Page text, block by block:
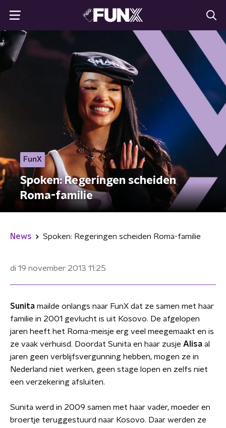
FunX
Spoken: Regeringen scheiden
Roma-familie
News Spoken: Regeringen scheiden Roma-familie
di 19 november 2013 11:25
Sunita mailde onlangs naar FunX dat ze samen met haar
familie in 2001 gevlucht is uit Kosovo. De afgelopen
jaren heeft het Roma-meisje erg veel meegemaakt en is
ze vaak verhuisd. Doordat Sunita en haar zusje Alisa al
jaren geen verblijfsvergunning hebben, mogen ze in
Nederland niet werken, geen stage lopen en zelfs niet
een verzekering afsluiten.
Sunita werd in 2009 samen met haar vader, moeder en
broertje teruggestuurd naar Kosovo. Daar werden ze